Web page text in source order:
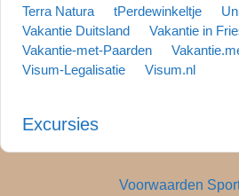
Terra Natura
tPerdewinkeltje
Vakantie Duitsland
Vakantie in
Vakantie-met-Paarden
Visum-Legalisatie
Visum.nl
Excursies
Voorwaarden